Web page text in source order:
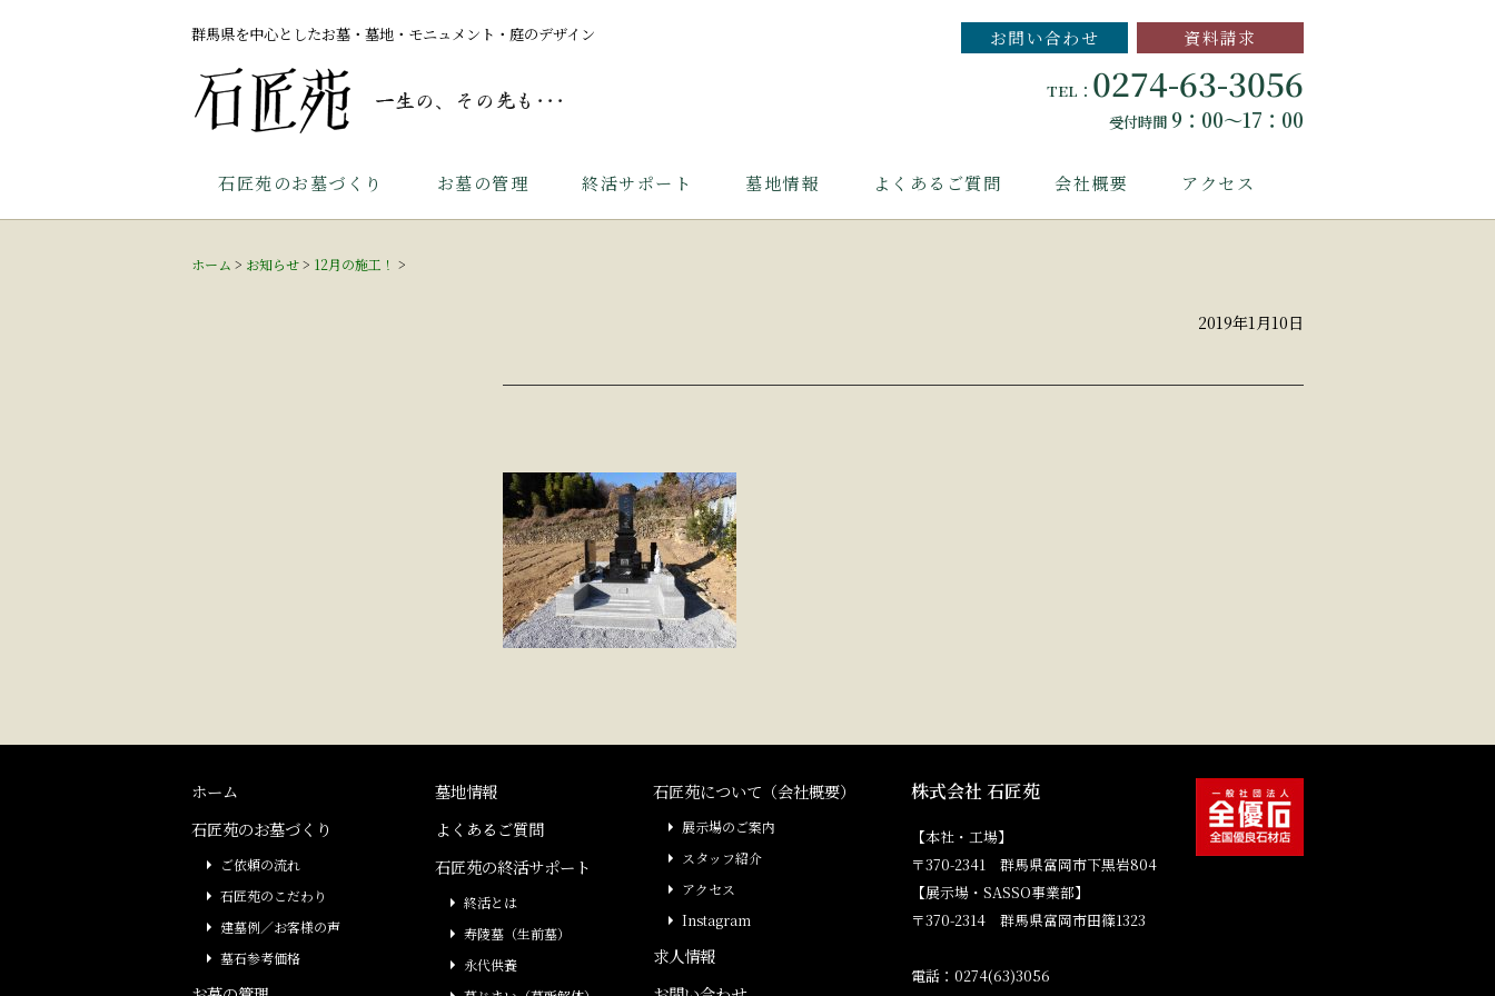
群馬県を中心としたお墓・墓地・モニュメント・庭のデザイン お問い合わせ 資料請求
TEL： 0274-63-3056
受付時間 9：00～17：00
石匠苑のお墓づくり お墓の管理 終活サポート 墓地情報 よくあるご質問 会社概要 アクセス
ホーム > お知らせ> 12月の施工！ >
2019年1月10日
ホーム
石匠苑のお墓づくり
ご依頼の流れ
石匠苑のこだわり
建墓例／お客様の声
墓石参考価格
墓地情報
よくあるご質問
石匠苑の終活サポート
終活とは
寿陵墓（生前墓）
永代供養
石匠苑について（会社概要）
展示場のご案内
スタッフ紹介
アクセス
Instagram
求人情報
株式会社 石匠苑
【本社・工場】
〒370-2341 群馬県富岡市下黒岩804
【展示場・SASSO事業部】
〒370-2314 群馬県富岡市田篠1323
電話：0274(63)3056